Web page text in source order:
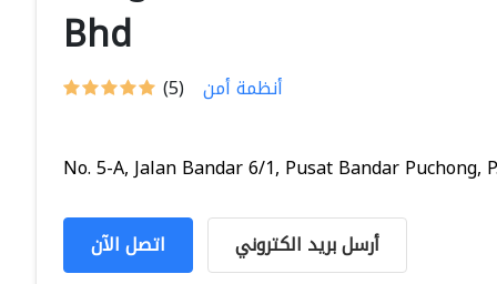
Bhd
(5) أنظمة أمن
No. 5-A, Jalan Bandar 6/1, Pusat Bandar Puchong,
اتصل الآن أرسل بريد الكتروني